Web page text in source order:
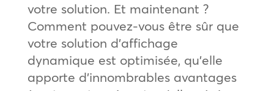
votre solution. Et maintenant ?
Comment pouvez-vous être sûr que
votre solution d’affichage
dynamique est optimisée, qu’elle
apporte d’innombrables avantages